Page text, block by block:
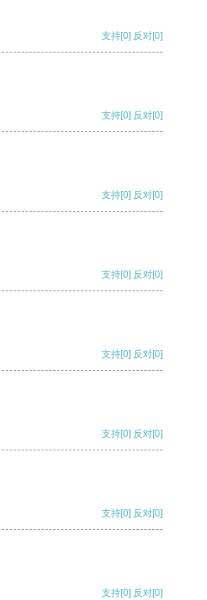
支持[0] 反对[0]
支持[0] 反对[0]
支持[0] 反对[0]
支持[0] 反对[0]
支持[0] 反对[0]
支持[0] 反对[0]
支持[0] 反对[0]
支持[0] 反对[0]